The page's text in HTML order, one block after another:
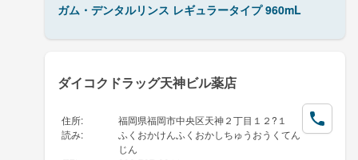
ガム・デンタルリンス レギュラータイプ 960mL
ダイコクドラッグ天神ビル薬店
住所:
福岡県福岡市中央区天神２丁目１２?１
読み:
ふくおかけんふくおかしちゅうおうくてん
じん